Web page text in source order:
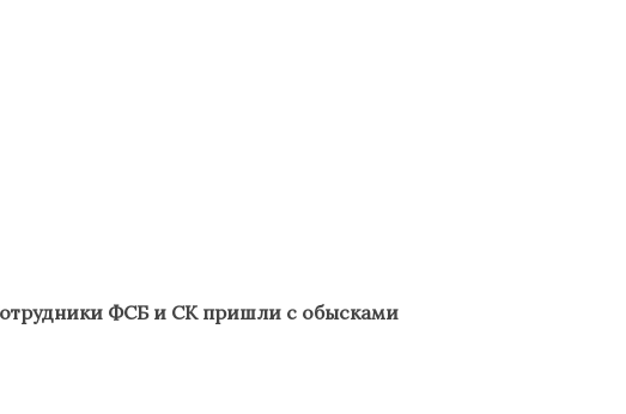
ФСБ и СК пришли с обысками